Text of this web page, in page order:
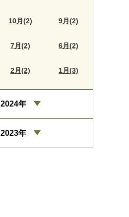
10月(2) 9月(2)
7月(2) 6月(2)
2月(2) 1月(3)
2024年
2023年